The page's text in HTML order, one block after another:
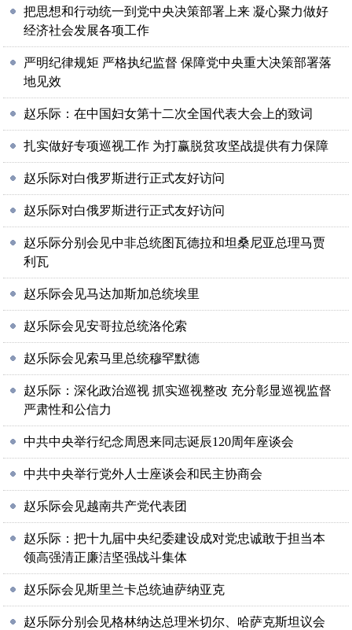
把思想和行动统一到党中央决策部署上来 凝心聚力做好
经济社会发展各项工作
严明纪律规矩 严格执纪监督 保障党中央重大决策部署落
地见效
赵乐际：在中国妇女第十二次全国代表大会上的致词
扎实做好专项巡视工作 为打赢脱贫攻坚战提供有力保障
赵乐际对白俄罗斯进行正式友好访问
赵乐际对白俄罗斯进行正式友好访问
赵乐际分别会见中非总统图瓦德拉和坦桑尼亚总理马贾
利瓦
赵乐际会见马达加斯加总统埃里
赵乐际会见安哥拉总统洛伦索
赵乐际会见索马里总统穆罕默德
赵乐际：深化政治巡视 抓实巡视整改 充分彰显巡视监督
严肃性和公信力
中共中央举行纪念周恩来同志诞辰120周年座谈会
中共中央举行党外人士座谈会和民主协商会
赵乐际会见越南共产党代表团
赵乐际：把十九届中央纪委建设成对党忠诚敢于担当本
领高强清正廉洁坚强战斗集体
赵乐际会见斯里兰卡总统迪萨纳亚克
赵乐际分别会见格林纳达总理米切尔、哈萨克斯坦议会